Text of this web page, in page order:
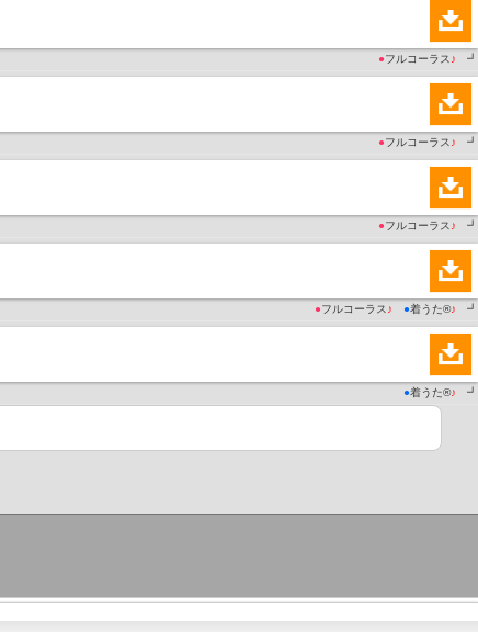
●フルコーラス ♪ ┛
●フルコーラス ♪ ┛
●フルコーラス ♪ ┛
●フルコーラス ♪ ●着うた®♪ ┛
●着うた®♪ ┛